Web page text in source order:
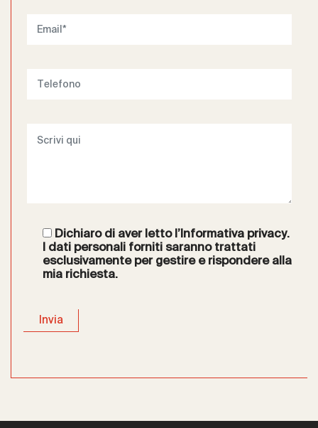
Dichiaro di aver letto l’Informativa privacy.
I dati personali forniti saranno trattati
esclusivamente per gestire e rispondere alla
mia richiesta.